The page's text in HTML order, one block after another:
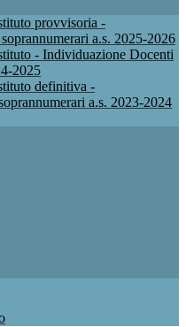
provvisoria -
a.s. 2025-2026
- Individuazione Docenti
2025
definitiva -
a.s. 2023-2024